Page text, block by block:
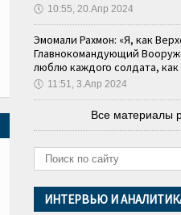
🕔 10:55, 20.Апр 2024
Эмомали Рахмон: «Я, как
Главнокомандующий
люблю каждого солдата, как
🕔 11:51, 3.Апр 2024
Все материалы
ИНТЕРВЬЮ И